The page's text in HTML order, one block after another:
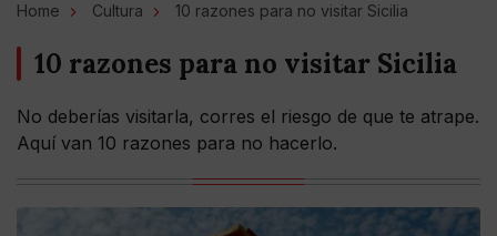
Home Cultura 10 razones para no visitar Sicilia
10 razones para no visitar Sicilia
No deberías visitarla, corres el riesgo de que te atrape.
Aquí van 10 razones para no hacerlo.